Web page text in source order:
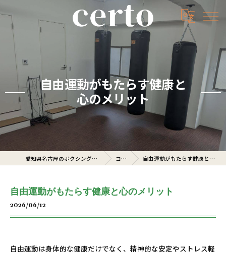
自由運動がもたらす健康と
心のメリット
愛知県名古屋のボクシングジムならcerto コラム 自由運動がもたらす健康と心のメリット
自由運動がもたらす健康と心のメリット
2026/06/12
自由運動は身体的な健康だけでなく、精神的な安定やストレス軽